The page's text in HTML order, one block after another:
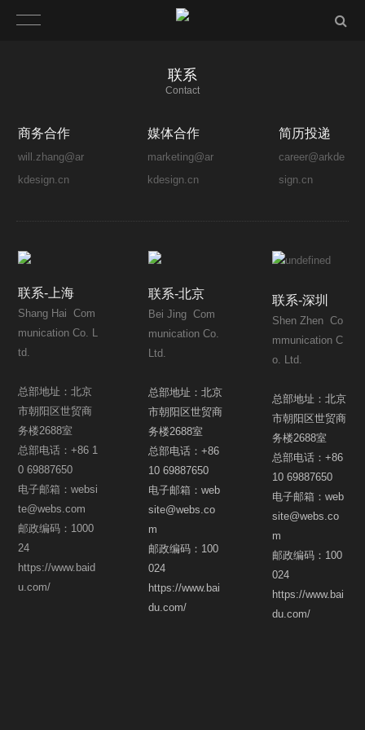
联系
Contact
商务合作
will.zhang@ar
kdesign.cn
媒体合作
marketing@ar
kdesign.cn
简历投递
career@arkde
sign.cn
联系-上海
Shang Hai Com
munication Co. L
td.
总部地址：北京
市朝阳区世贸商
务楼2688室
总部电话：+86 1
0 69887650
电子邮箱：websi
te@webs.com
邮政编码：1000
24
https://www.baid
u.com/
联系-北京
Bei Jing Com
munication Co.
Ltd.
总部地址：北京
市朝阳区世贸商
务楼2688室
总部电话：+86
10 69887650
电子邮箱：web
site@webs.co
m
邮政编码：100
024
https://www.bai
du.com/
联系-深圳
Shen Zhen Co
mmunication C
o. Ltd.
总部地址：北京
市朝阳区世贸商
务楼2688室
总部电话：+86
10 69887650
电子邮箱：web
site@webs.co
m
邮政编码：100
024
https://www.bai
du.com/